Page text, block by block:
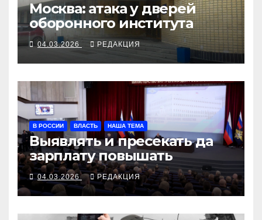
Москва: атака у дверей
оборонного института
04.03.2026 РЕДАКЦИЯ
В РОССИИ ВЛАСТЬ НАША ТЕМА
Выявлять и пресекать да
зарплату повышать
04.03.2026 РЕДАКЦИЯ